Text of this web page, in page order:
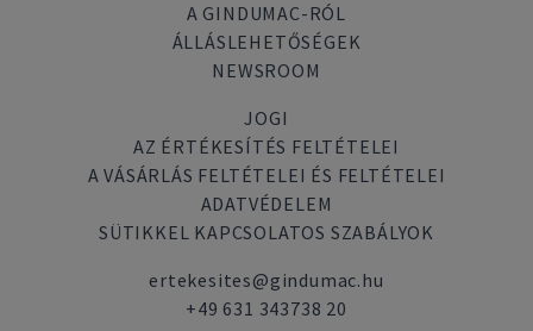
A GINDUMAC-RÓL
ÁLLÁSLEHETŐSÉGEK
NEWSROOM
JOGI
AZ ÉRTÉKESÍTÉS FELTÉTELEI
A VÁSÁRLÁS FELTÉTELEI ÉS FELTÉTELEI
ADATVÉDELEM
SÜTIKKEL KAPCSOLATOS SZABÁLYOK
ertekesites@gindumac.hu
+49 631 343738 20